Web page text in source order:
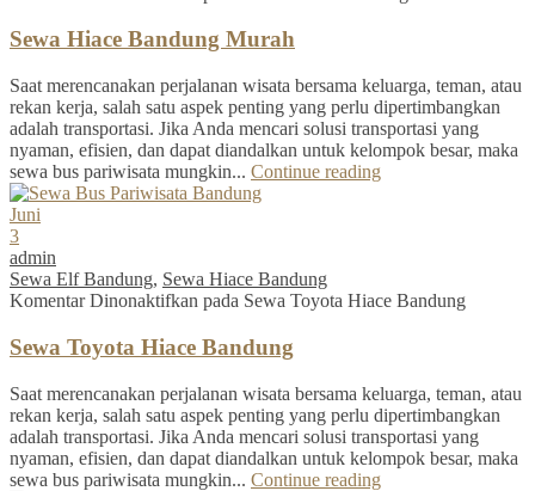
Sewa Hiace Bandung Murah
Saat merencanakan perjalanan wisata bersama keluarga, teman, atau
rekan kerja, salah satu aspek penting yang perlu dipertimbangkan
adalah transportasi. Jika Anda mencari solusi transportasi yang
nyaman, efisien, dan dapat diandalkan untuk kelompok besar, maka
sewa bus pariwisata mungkin... Continue reading
Juni
3
admin
Sewa Elf Bandung, Sewa Hiace Bandung
Komentar Dinonaktifkan pada Sewa Toyota Hiace Bandung
Sewa Toyota Hiace Bandung
Saat merencanakan perjalanan wisata bersama keluarga, teman, atau
rekan kerja, salah satu aspek penting yang perlu dipertimbangkan
adalah transportasi. Jika Anda mencari solusi transportasi yang
nyaman, efisien, dan dapat diandalkan untuk kelompok besar, maka
sewa bus pariwisata mungkin... Continue reading